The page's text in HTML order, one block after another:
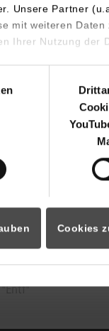
Unsere Partner
mit weiteren Daten
Ihrer Nutzung der
Cookies
Single Sign
Sie